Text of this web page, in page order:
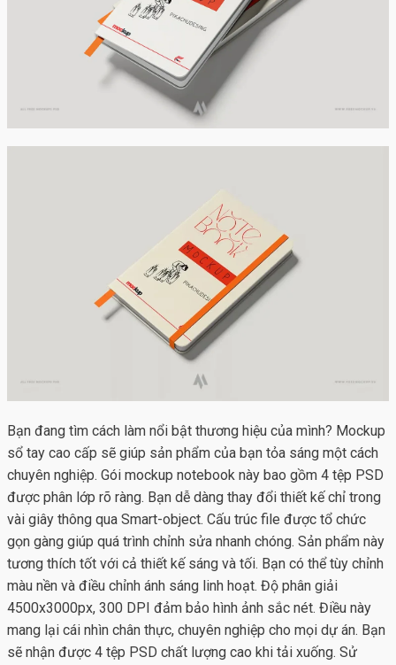
Bạn đang tìm cách làm nổi bật thương hiệu của mình? Mockup
sổ tay cao cấp sẽ giúp sản phẩm của bạn tỏa sáng một cách
chuyên nghiệp. Gói mockup notebook này bao gồm 4 tệp PSD
được phân lớp rõ ràng. Bạn dễ dàng thay đổi thiết kế chỉ trong
vài giây thông qua Smart-object. Cấu trúc file được tổ chức
gọn gàng giúp quá trình chỉnh sửa nhanh chóng. Sản phẩm này
tương thích tốt với cả thiết kế sáng và tối. Bạn có thể tùy chỉnh
màu nền và điều chỉnh ánh sáng linh hoạt. Độ phân giải
4500x3000px, 300 DPI đảm bảo hình ảnh sắc nét. Điều này
mang lại cái nhìn chân thực, chuyên nghiệp cho mọi dự án. Bạn
sẽ nhận được 4 tệp PSD chất lượng cao khi tải xuống. Sử